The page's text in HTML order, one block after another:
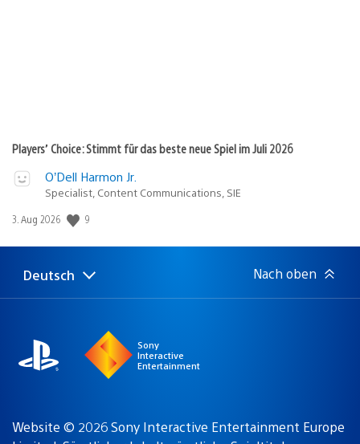
Players’ Choice: Stimmt für das beste neue Spiel im Juli 2026
O’Dell Harmon Jr.
Specialist, Content Communications, SIE
Veröffentlichungsdatum:
3. Aug 2026 9
Select
Aktuelle
Deutsch Nach oben
Sony
Interactive
Entertainment
Website © 2026 Sony Interactive Entertainment Europe